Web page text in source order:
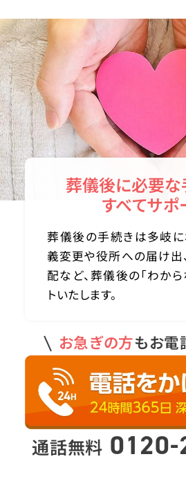
葬儀後に必要な
すべてサポ
葬儀後の手続きは多岐に
義変更や役所への届け出
配など、葬儀後の「わか
トいたします。
お急ぎの方もお電
通話無料